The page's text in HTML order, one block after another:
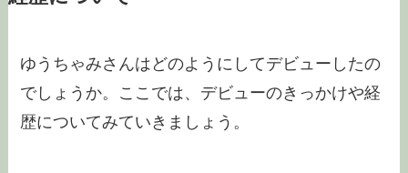
ゆうちゃみさんはどのようにしてデビューしたの
でしょうか。ここでは、デビューのきっかけや経
歴についてみていきましょう。